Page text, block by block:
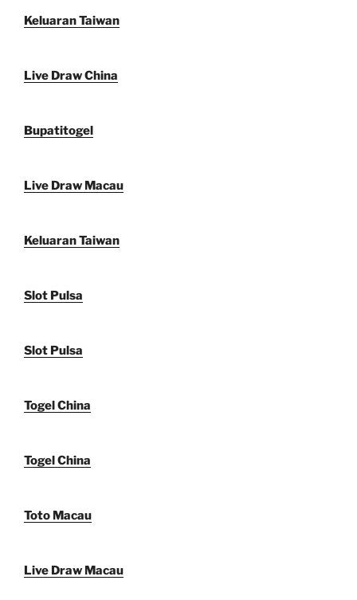
Keluaran Taiwan
Live Draw China
Bupatitogel
Live Draw Macau
Keluaran Taiwan
Slot Pulsa
Slot Pulsa
Togel China
Togel China
Toto Macau
Live Draw Macau